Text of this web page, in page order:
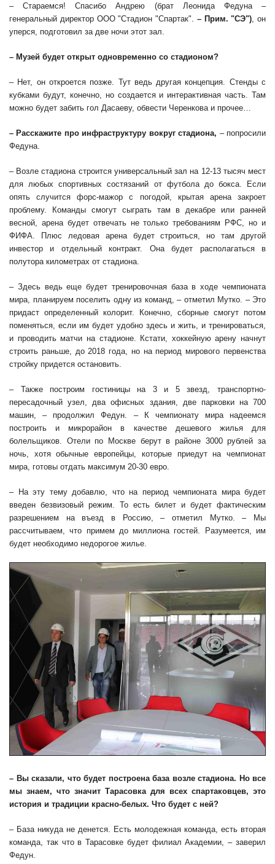
– Стараемся! Спасибо Андрею (брат Леонида Федуна –
генеральный директор ООО "Стадион "Спартак". – Прим. "СЭ") , он
уперся, подготовил за две ночи этот зал.
– Музей будет открыт одновременно со стадионом?
– Нет, он откроется позже. Тут ведь другая концепция. Стенды с
кубками будут, конечно, но создается и интерактивная часть. Там
можно будет забить гол Дасаеву, обвести Черенкова и прочее…
– Расскажите про инфраструктуру вокруг стадиона, – попросили
Федуна.
– Возле стадиона строится универсальный зал на 12-13 тысяч мест
для любых спортивных состязаний от футбола до бокса. Если
опять случится форс-мажор с погодой, крытая арена закроет
проблему. Команды смогут сыграть там в декабре или ранней
весной, арена будет отвечать не только требованиям РФС, но и
ФИФА. Плюс ледовая арена будет строиться, но там другой
инвестор и отдельный контракт. Она будет располагаться в
полутора километрах от стадиона.
– Здесь ведь еще будет тренировочная база в ходе чемпионата
мира, планируем поселить одну из команд, – отметил Мутко. – Это
придаст определенный колорит. Конечно, сборные смогут потом
поменяться, если им будет удобно здесь и жить, и тренироваться,
и проводить матчи на стадионе. Кстати, хоккейную арену начнут
строить раньше, до 2018 года, но на период мирового первенства
стройку придется остановить.
– Также построим гостиницы на 3 и 5 звезд, транспортно-
пересадочный узел, два офисных здания, две парковки на 700
машин, – продолжил Федун. – К чемпионату мира надеемся
построить и микрорайон в качестве дешевого жилья для
болельщиков. Отели по Москве берут в районе 3000 рублей за
ночь, хотя обычные европейцы, которые приедут на чемпионат
мира, готовы отдать максимум 20-30 евро.
– На эту тему добавлю, что на период чемпионата мира будет
введен безвизовый режим. То есть билет и будет фактическим
разрешением на въезд в Россию, – отметил Мутко. – Мы
рассчитываем, что примем до миллиона гостей. Разумеется, им
будет необходимо недорогое жилье.
– Вы сказали, что будет построена база возле стадиона. Но все
мы знаем, что значит Тарасовка для всех спартаковцев, это
история и традиции красно-белых. Что будет с ней?
– База никуда не денется. Есть молодежная команда, есть вторая
команда, так что в Тарасовке будет филиал Академии, – заверил
Федун.